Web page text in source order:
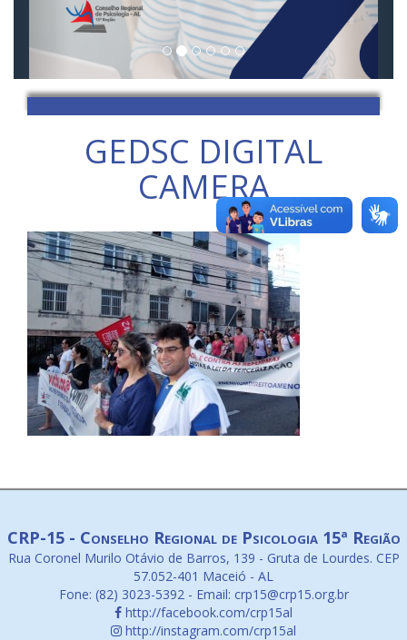
GEDSC DIGITAL
CAMERA
CRP-15 - Conselho Regional de Psicologia 15ª Região
Rua Coronel Murilo Otávio de Barros, 139 - Gruta de Lourdes. CEP
57.052-401 Maceió - AL
Fone: (82) 3023-5392 - Email: crp15@crp15.org.br
http://facebook.com/crp15al
http://instagram.com/crp15al